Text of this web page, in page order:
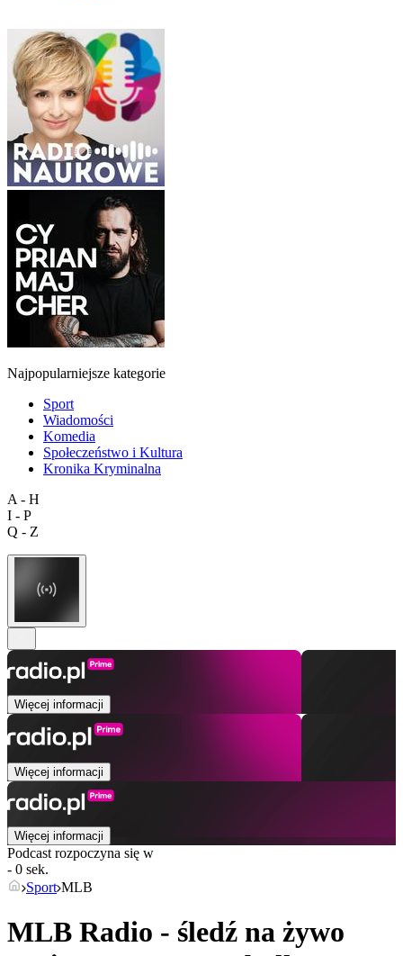
Najpopularniejsze kategorie
Sport
Wiadomości
Komedia
Społeczeństwo i Kultura
Kronika Kryminalna
A - H
I - P
Q - Z
Więcej informacji
Więcej informacji
Więcej informacji
Podcast rozpoczyna się w
- 0 sek.
Sport MLB
MLB Radio - śledź na żywo